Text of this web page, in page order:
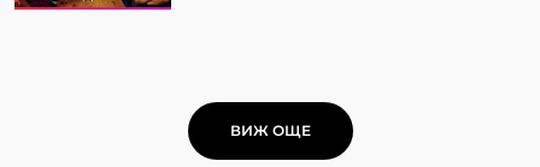
ВИЖ ОЩЕ